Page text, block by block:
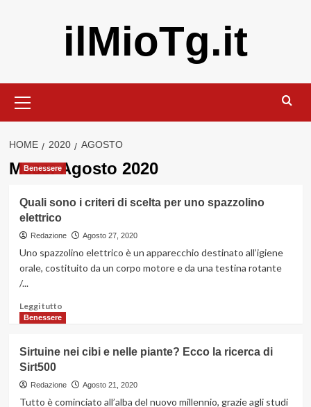
ilMioTg.it
principale
HOME 2020 AGOSTO
Mese:Agosto 2020
Benessere
Quali sono i criteri di scelta per uno spazzolino
elettrico
Redazione Agosto 27, 2020
Uno spazzolino elettrico è un apparecchio destinato all’igiene
orale, costituito da un corpo motore e da una testina rotante
/...
Leggi tuttoLeggi
di
Quali
i
criteri
Benessere
Sirtuine nei cibi e nelle piante? Ecco la ricerca di
Sirt500
Redazione Agosto 21, 2020
Tutto è cominciato all’alba del nuovo millennio, grazie agli studi